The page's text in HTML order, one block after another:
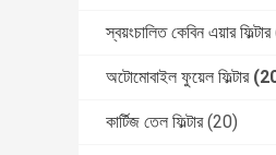
স্বয়ংচালিত কেবিন এয়ার ফিল্টার
অটোমোবাইল ফুয়েল ফিল্টার
কার্টিজ তেল ফিল্টার (20)